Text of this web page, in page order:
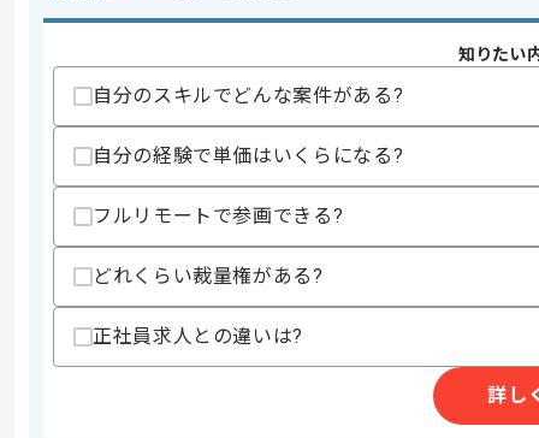
上記に似た経験やスキルをお持ちであれば
精算・お支払い
精算条件
有
その他募集要項
商談回数
2026/04/27
知りたい
自分のスキルでどんな案件がある?
自分の経験で単価はいくらになる?
フルリモートで参画できる?
どれくらい裁量権がある?
正社員求人との違いは?
詳し